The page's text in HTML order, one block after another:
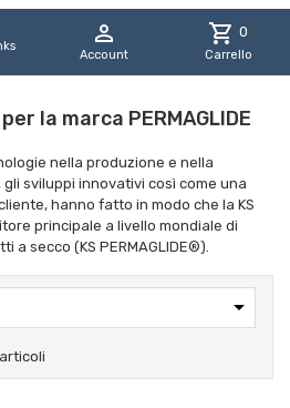

Account
shopping_cart 0
Carrello
la marca PERMAGLIDE
nella produzione e nella
sviluppi innovativi così come una
hanno fatto in modo che la KS
principale a livello mondiale di
secco (KS PERMAGLIDE®).
